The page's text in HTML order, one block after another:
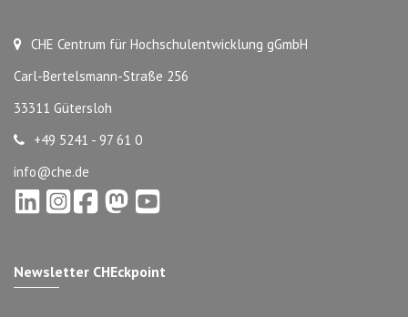
CHE Centrum für Hochschulentwicklung gGmbH
Carl-Bertelsmann-Straße 256
33311 Gütersloh
+49 5241 - 97 61 0
info@che.de
Newsletter CHEckpoint